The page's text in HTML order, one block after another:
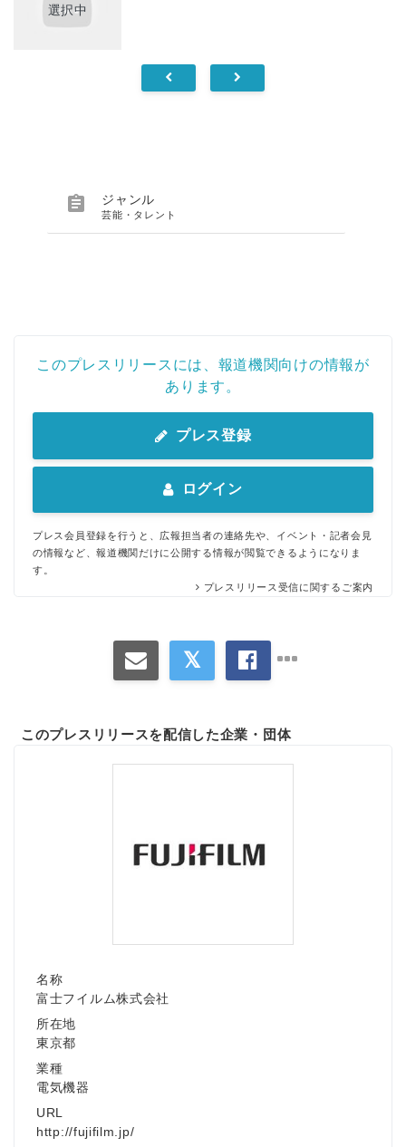
選択中
 ジャンル
芸能・タレント
このプレスリリースには、報道機関向けの情報が
あります。
プレス登録
ログイン
プレス会員登録を行うと、広報担当者の連絡先や、イベント・記者会見
の情報など、報道機関だけに公開する情報が閲覧できるようになりま
す。
プレスリリース受信に関するご案内
このプレスリリースを配信した企業・団体
名称
富士フイルム株式会社
所在地
東京都
業種
電気機器
URL
http://fujifilm.jp/